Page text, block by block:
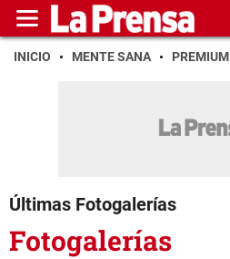
INICIO MENTE SANA PREMIUM
Últimas Fotogalerías
Fotogalerías